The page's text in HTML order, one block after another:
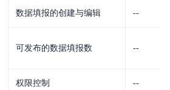
数据填报的创建与编辑 --
可发布的数据填报数 --
权限控制 --